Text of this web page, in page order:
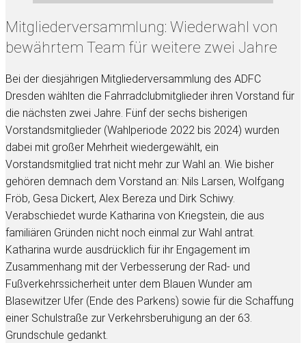
Mitgliederversammlung: Wiederwahl von
bewährtem Team für weitere zwei Jahre
Bei der diesjährigen Mitgliederversammlung des ADFC
Dresden wählten die Fahrradclubmitglieder ihren Vorstand für
die nächsten zwei Jahre. Fünf der sechs bisherigen
Vorstandsmitglieder (Wahlperiode 2022 bis 2024) wurden
dabei mit großer Mehrheit wiedergewählt, ein
Vorstandsmitglied trat nicht mehr zur Wahl an. Wie bisher
gehören demnach dem Vorstand an: Nils Larsen, Wolfgang
Fröb, Gesa Dickert, Alex Bereza und Dirk Schiwy.
Verabschiedet wurde Katharina von Kriegstein, die aus
familiären Gründen nicht noch einmal zur Wahl antrat.
Katharina wurde ausdrücklich für ihr Engagement im
Zusammenhang mit der Verbesserung der Rad- und
Fußverkehrssicherheit unter dem Blauen Wunder am
Blasewitzer Ufer (Ende des Parkens) sowie für die Schaffung
einer Schulstraße zur Verkehrsberuhigung an der 63.
Grundschule gedankt.